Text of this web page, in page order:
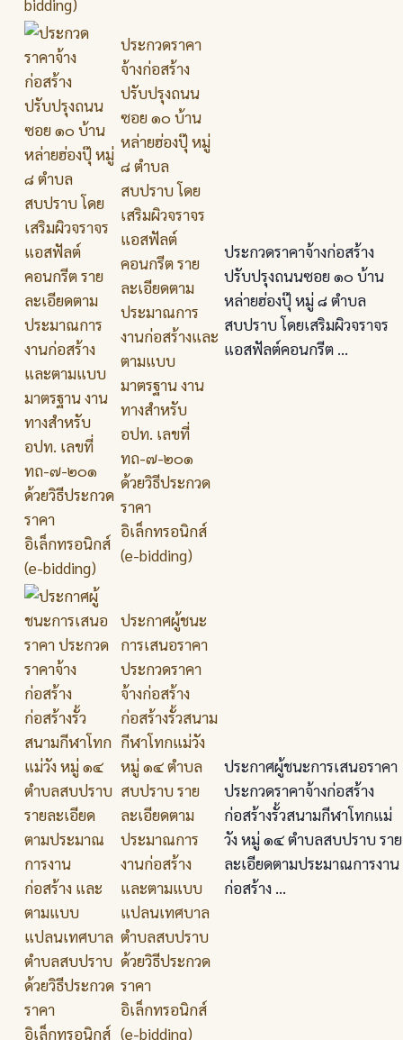
ประกวดราคา
จ้างก่อสร้าง
ปรับปรุงถนน
ซอย ๑๐ บ้าน
หล่ายฮ่องปุ๊ หมู่
๘ ตำบล
สบปราบ โดย
เสริมผิวจราจร
แอสฟัลต์
คอนกรีต ราย
ละเอียดตาม
ประมาณการ
งานก่อสร้างและ
ตามแบบ
มาตรฐาน งาน
ทางสำหรับ
อปท. เลขที่
ทถ-๗-๒๐๑
ด้วยวิธีประกวด
ราคา
อิเล็กทรอนิกส์
(e-bidding)
ประกวดราคาจ้างก่อสร้าง
ปรับปรุงถนนซอย ๑๐ บ้าน
หล่ายฮ่องปุ๊ หมู่ ๘ ตำบล
สบปราบ โดยเสริมผิวจราจร
แอสฟัลต์คอนกรีต ...
ประกาศผู้ชนะ
การเสนอราคา
ประกวดราคา
จ้างก่อสร้าง
ก่อสร้างรั้วสนาม
กีฬาโทกแม่วัง
หมู่ ๑๔ ตำบล
สบปราบ ราย
ละเอียดตาม
ประมาณการ
งานก่อสร้าง
และตามแบบ
แปลนเทศบาล
ตำบลสบปราบ
ด้วยวิธีประกวด
ราคา
อิเล็กทรอนิกส์
(e-bidding)
ประกาศผู้ชนะการเสนอราคา
ประกวดราคาจ้างก่อสร้าง
ก่อสร้างรั้วสนามกีฬาโทกแม่
วัง หมู่ ๑๔ ตำบลสบปราบ ราย
ละเอียดตามประมาณการงาน
ก่อสร้าง ...